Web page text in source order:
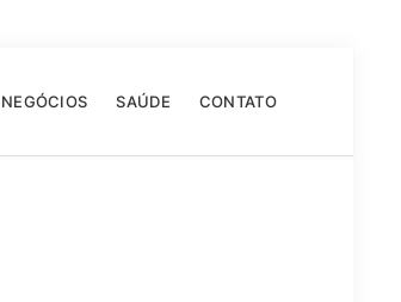
NEGÓCIOS SAÚDE CONTATO